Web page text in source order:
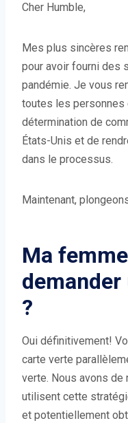
Cher Humble,
Mes plus sincères
pour avoir fourni des
pandémie. Je vous
toutes les personnes
détermination de
États-Unis et de
dans le processus.
Maintenant,
Ma
?
Oui définitivement!
carte verte
verte. Nous avons
utilisent cette
et potentiellement